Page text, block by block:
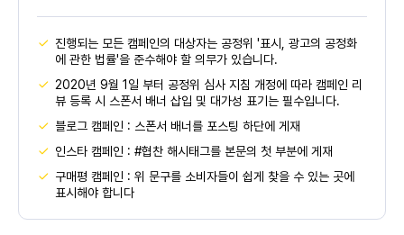
진행되는 모든 캠페인의 대상자는 공정위 '표시, 광고의 공정화
에 관한 법률'을 준수해야 할 의무가 있습니다.
2020년 9월 1일 부터 공정위 심사 지침 개정에 따라 캠페인 리
뷰 등록 시 스폰서 배너 삽입 및 대가성 표기는 필수입니다.
블로그 캠페인 : 스폰서 배너를 포스팅 하단에 게재
인스타 캠페인 : #협찬 해시태그를 본문의 첫 부분에 게재
구매평 캠페인 : 위 문구를 소비자들이 쉽게 찾을 수 있는 곳에
표시해야 합니다